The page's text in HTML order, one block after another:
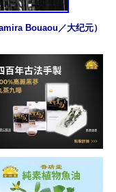
Bouaou／大纪元）